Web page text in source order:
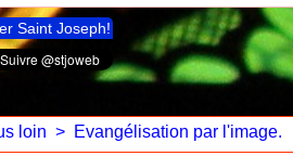
Saint Joseph!
loin > Evangélisation par l'image.